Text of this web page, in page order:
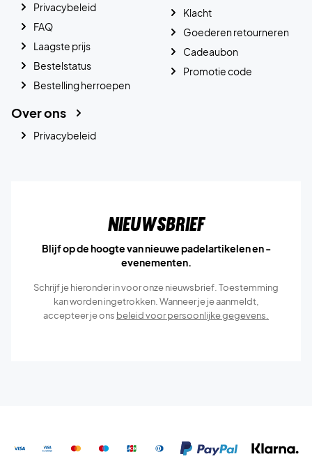
Privacybeleid
FAQ
Laagste prijs
Bestelstatus
Bestelling herroepen
Klacht
Goederen retourneren
Cadeaubon
Promotie code
Over ons
Privacybeleid
Nieuwsbrief
Blijf op de hoogte van nieuwe padelartikelen en -
evenementen.
Schrijf je hieronder in voor onze nieuwsbrief. Toestemming
kan worden ingetrokken. Wanneer je je aanmeldt,
accepteer je ons beleid voor persoonlijke gegevens.